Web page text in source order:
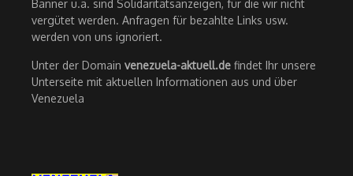
Banner u.ä. sind Solidaritätsanzeigen, für die wir nicht
vergütet werden. Anfragen für bezahlte Links usw.
werden von uns ignoriert.
Unter der Domain venezuela-aktuell.de findet Ihr unsere
Unterseite mit aktuellen Informationen aus und über
Venezuela